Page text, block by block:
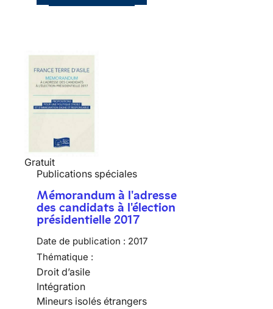
Gratuit
Publications spéciales
Mémorandum à l'adresse
des candidats à l'élection
présidentielle 2017
Date de publication : 2017
Thématique :
Droit d’asile
Intégration
Mineurs isolés étrangers